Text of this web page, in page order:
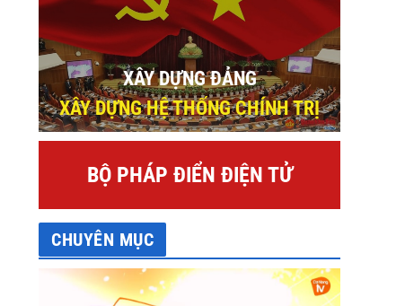
XÂY DỰNG ĐẢNG
XÂY DỰNG HỆ THỐNG CHÍNH TRỊ
BỘ PHÁP ĐIỂN ĐIỆN TỬ
CHUYÊN MỤC